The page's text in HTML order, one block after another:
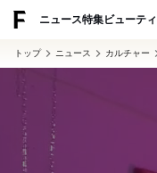
ニュース特集ビューティ
トップ ニュース カルチャー